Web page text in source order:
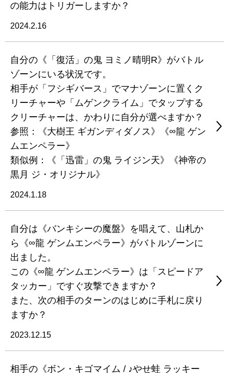
の能力はトリガーしますか？
2024.2.16
自分の《「復活」の鬼 ヨミノ晴明R》がバトル
ゾーンにいる状況です。
相手が「フシギバース」でマナゾーンに置くク
リーチャーや「ムゲンクライム」でタップする
クリーチャーは、かわりに自分が選べますか？
参照：《大樹王 ギガンディダノス》《∞龍 ゲン
ムエンペラー》
類似例：《「迅雷」の鬼 ライジン天》《神帝の
黒月 ジ・オリジナル》
2024.1.18
自分は《バンキシーの魔盤》を唱えて、山札か
ら《∞龍 ゲンムエンペラー》がバトルゾーンに
出ました。
この《∞龍 ゲンムエンペラー》は「スピードア
タッカー」ですぐ攻撃できますか？
また、次の相手のターンのはじめに手札に戻り
ますか？
2023.12.15
相手の《ボン・キゴマイム / ♪やせ蛙 ラッキー